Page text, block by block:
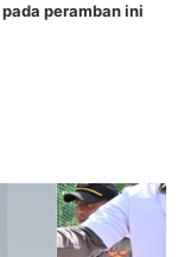
peramban ini